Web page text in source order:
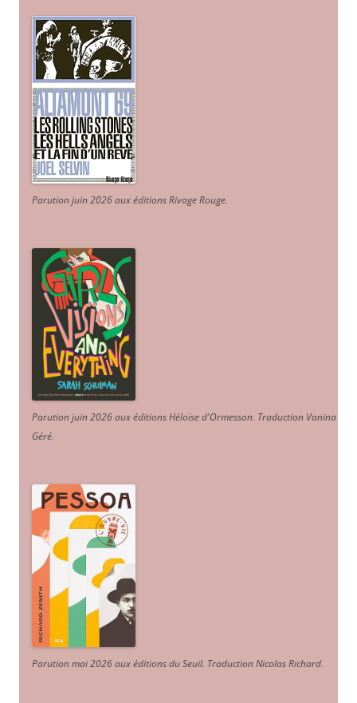
Parution juin 2026 aux éditions Rivage Rouge.
Parution juin 2026 aux éditions Héloïse d'Ormesson. Traduction Vanina
Géré.
Parution mai 2026 aux éditions du Seuil. Traduction Nicolas Richard.